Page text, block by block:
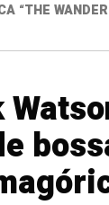
“THE